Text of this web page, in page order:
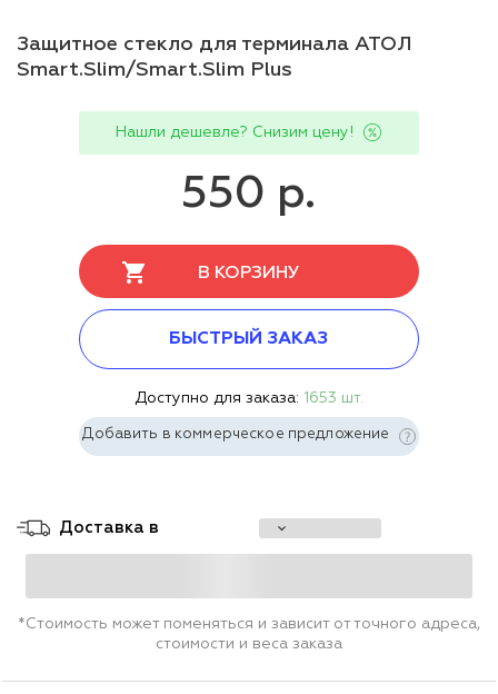
Защитное стекло для терминала АТОЛ
Smart.Slim/Smart.Slim Plus
Нашли дешевле? Снизим цену!
550 р.
В КОРЗИНУ
БЫСТРЫЙ ЗАКАЗ
Доступно для заказа: 1653 шт.
Добавить в коммерческое предложение
Доставка в
*Стоимость может поменяться и зависит от точного адреса,
стоимости и веса заказа